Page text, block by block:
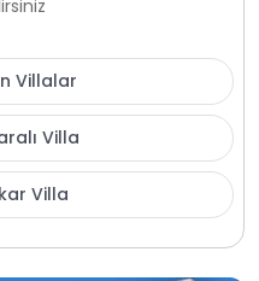
Villalar
Villa
Villa